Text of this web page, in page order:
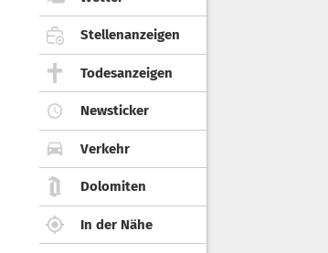
Stellenanzeigen
Todesanzeigen
Newsticker
Verkehr
Dolomiten
In der Nähe